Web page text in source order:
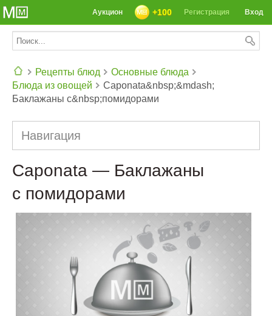
СЕГОДНЯ: 39142 РЕЦЕПТА
Вход
Регистрация
+100
Аукцион
Рецепты блюд
Основные блюда
Блюда из овощей
Caponata&nbsp;&mdash;
Баклажаны с&nbsp;помидорами
Навигация
Caponata — Баклажаны
с помидорами